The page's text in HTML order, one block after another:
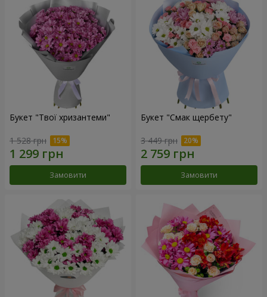
Букет "Твої хризантеми"
1 528 грн
Замовити
Букет "Смак щербету"
3 449 грн
Замовити